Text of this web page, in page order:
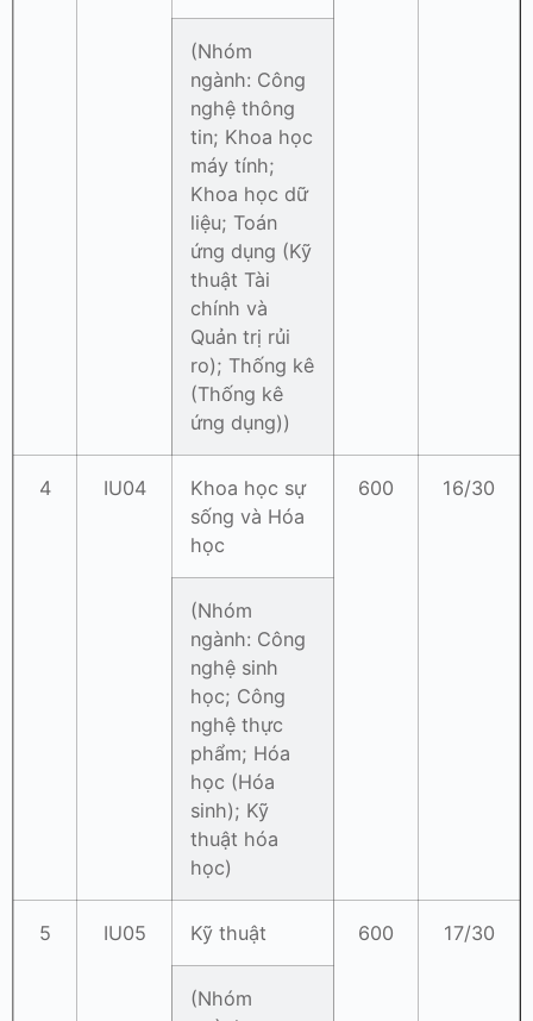
(Nhóm
ngành: Công
nghệ thông
tin; Khoa học
máy tính;
Khoa học dữ
liệu; Toán
ứng dụng (Kỹ
thuật Tài
chính và
Quản trị rủi
ro); Thống kê
(Thống kê
ứng dụng))
4 IU04
Khoa học sự
sống và Hóa
học
600 16/30
(Nhóm
ngành: Công
nghệ sinh
học; Công
nghệ thực
phẩm; Hóa
học (Hóa
sinh); Kỹ
thuật hóa
học)
5 IU05 Kỹ thuật 600 17/30
(Nhóm